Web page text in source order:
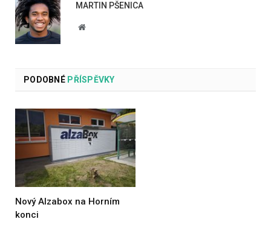
MARTIN PŠENICA
Website
PODOBNÉPŘÍSPĚVKY
Nový Alzabox na Horním
konci